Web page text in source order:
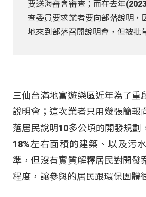
要送海審會審查；而在去年
查委員要求業者要向部落說明，
地來到部落召開說明會，但被批
三仙台滿地富遊樂區近年為了重
說明會；這次業者只用幾張簡報
落居民說明10多公頃的開發規劃
18%左右面積的建築、以及污
準，但沒有實質解釋居民對開發
程度，讓參與的居民跟環保團體